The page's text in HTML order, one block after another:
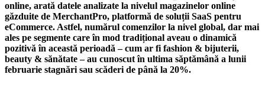
online, arată datele analizate la nivelul magazinelor online
găzduite de MerchantPro, platformă de soluții SaaS pentru
eCommerce. Astfel, numărul comenzilor la nivel global, dar mai
ales pe segmente care în mod tradițional aveau o dinamică
pozitivă în această perioadă – cum ar fi fashion & bijuterii,
beauty & sănătate – au cunoscut în ultima săptămână a lunii
februarie stagnări sau scăderi de până la 20%.